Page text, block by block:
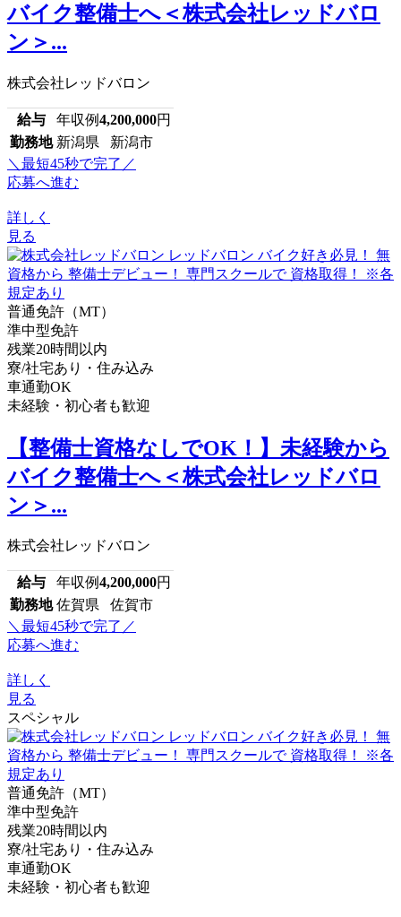
バイク整備士へ＜株式会社レッドバロ
ン＞...
株式会社レッドバロン
給与 年収例4,200,000円
勤務地 新潟県 新潟市
＼最短45秒で完了／
応募へ進む
詳しく
見る
普通免許（MT）
準中型免許
残業20時間以内
寮/社宅あり・住み込み
車通勤OK
未経験・初心者も歓迎
【整備士資格なしでOK！】未経験から
バイク整備士へ＜株式会社レッドバロ
ン＞...
株式会社レッドバロン
給与 年収例4,200,000円
勤務地 佐賀県 佐賀市
＼最短45秒で完了／
応募へ進む
詳しく
見る
スペシャル
普通免許（MT）
準中型免許
残業20時間以内
寮/社宅あり・住み込み
車通勤OK
未経験・初心者も歓迎